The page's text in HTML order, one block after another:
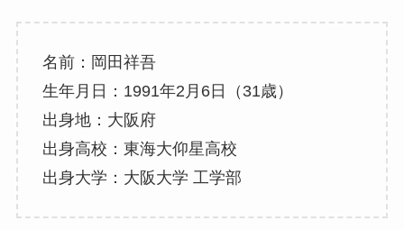
名前：岡田祥吾
生年月日：1991年2月6日（31歳）
出身地：大阪府
出身高校：東海大仰星高校
出身大学：大阪大学 工学部